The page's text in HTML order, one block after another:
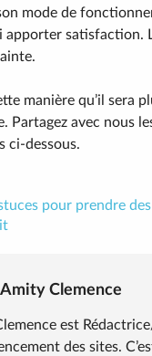
mode de
apporter satisfaction.
manière qu’il
Partagez avec nous
ci-dessous.
pour prendre des
Clemence
est
des sites.